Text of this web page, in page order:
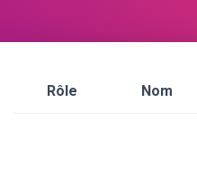
Rôle Nom